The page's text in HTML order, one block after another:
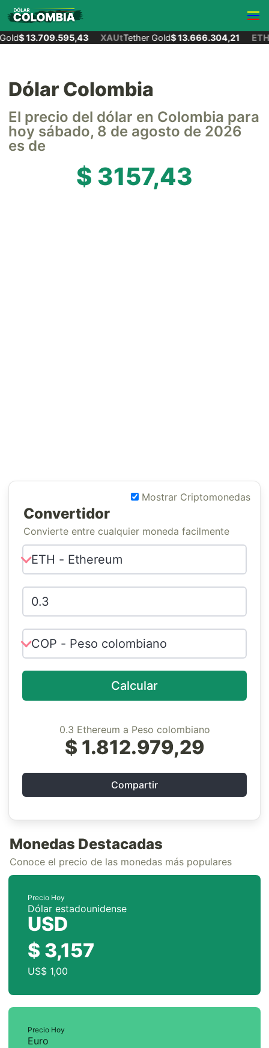
$ 13.709.595,43 XAUtTether Gold$ 13.666.304,21 ETH
Dólar Colombia
El precio del dólar en Colombia para
hoy sábado, 8 de agosto de 2026
es de
$ 3157,43
Mostrar Criptomonedas
Convertidor
Convierte entre cualquier moneda facilmente
Calcular
0.3 Ethereum a Peso colombiano
$ 1.812.979,29
Compartir
Monedas Destacadas
Conoce el precio de las monedas más populares
Precio Hoy
Dólar estadounidense
USD
$ 3,157
US$ 1,00
Precio Hoy
Euro